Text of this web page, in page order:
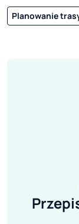
Planowanie